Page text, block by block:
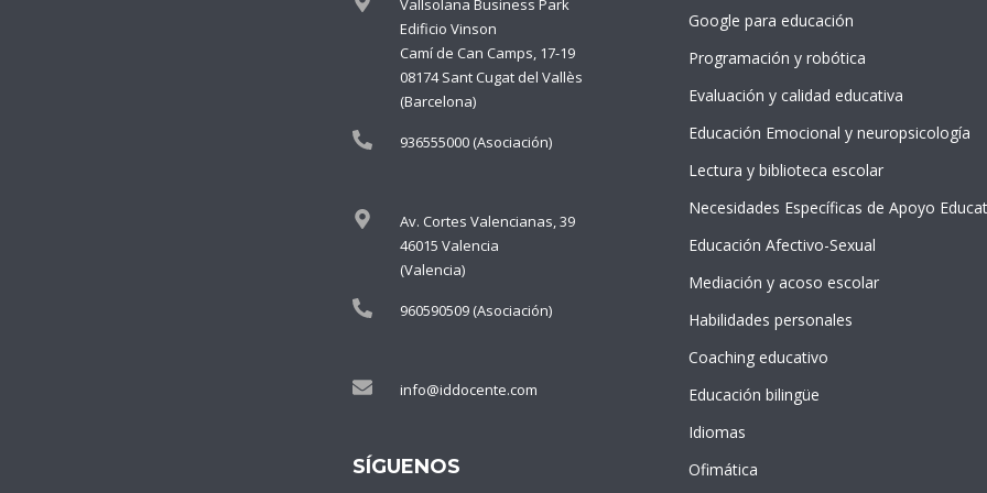
Vallsolana Business Park
Edificio Vinson
Camí de Can Camps, 17-19
08174 Sant Cugat del Vallès
(Barcelona)
936555000 (Asociación)
Av. Cortes Valencianas, 39
46015 Valencia
(Valencia)
960590509 (Asociación)
info@iddocente.com
SÍGUENOS
Google para educación
Programación y robótica
Evaluación y calidad educativa
Educación Emocional y neuropsicología
Lectura y biblioteca escolar
Necesidades Específicas de Apoyo
Educación Afectivo-Sexual
Mediación y acoso escolar
Habilidades personales
Coaching educativo
Educación bilingüe
Idiomas
Ofimática